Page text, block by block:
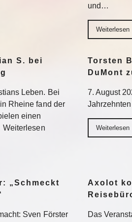
und…
Weiterlesen
S. bei
Leben. Bei
Rheine fand der
einen
Weiterlesen
Torsten
DuMont
7. August
Weiterlesen
„Schmeckt
Sven Förster
Axolot
Das